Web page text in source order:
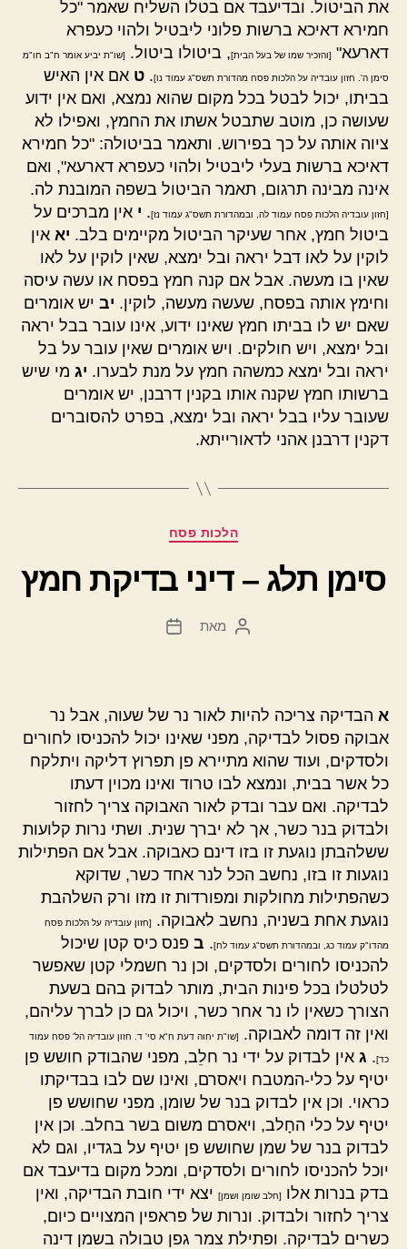
את הביטול. ובדיעבד אם בטלו השליח שאמר "כל
חמירא דאיכא ברשות פלוני ליבטיל ולהוי כעפרא
דארעא" [והזכיר שמו של בעל הבית], ביטולו ביטול. [שו"ת יביע אומר ח"ב חו"מ
סימן ה'. חזון עובדיה על הלכות פסח מהדורת תשס"ג עמוד נו]. ט אם אין האיש
בביתו, יכול לבטל בכל מקום שהוא נמצא, ואם אין ידוע
שעושה כן, מוטב שתבטל אשתו את החמץ, ואפילו לא
ציוה אותה על כך בפירוש. ותאמר בביטולה: "כל חמירא
דאיכא ברשות בעלי ליבטיל ולהוי כעפרא דארעא", ואם
אינה מבינה תרגום, תאמר הביטול בשפה המובנת לה.
[חזון עובדיה הלכות פסח עמוד לה, ובמהדורת תשס"ג עמוד נז]. י אין מברכים על
ביטול חמץ, אחר שעיקר הביטול מקיימים בלב. יא אין
לוקין על לאו דבל יראה ובל ימצא, שאין לוקין על לאו
שאין בו מעשה. אבל אם קנה חמץ בפסח או עשה עיסה
וחימץ אותה בפסח, שעשה מעשה, לוקין. יב יש אומרים
שאם יש לו בביתו חמץ שאינו ידוע, אינו עובר בבל יראה
ובל ימצא, ויש חולקים. ויש אומרים שאין עובר על בל
יראה ובל ימצא כמשהה חמץ על מנת לבערו. יג מי שיש
ברשותו חמץ שקנה אותו בקנין דרבנן, יש אומרים
שעובר עליו בבל יראה ובל ימצא, בפרט להסוברים
דקנין דרבנן אהני לדאורייתא.
קטגוריות
הלכות פסח
סימן תלג – דיני בדיקת חמץ
המחבר
מאת
תאריך
א הבדיקה צריכה להיות לאור נר של שעוה, אבל נר
אבוקה פסול לבדיקה, מפני שאינו יכול להכניסו לחורים
ולסדקים, ועוד שהוא מתיירא פן תפרוץ דליקה ויתלקח
כל אשר בבית, ונמצא לבו טרוד ואינו מכוין דעתו
לבדיקה. ואם עבר ובדק לאור האבוקה צריך לחזור
ולבדוק בנר כשר, אך לא יברך שנית. ושתי נרות קלועות
ששלהבתן נוגעת זו בזו דינם כאבוקה. אבל אם הפתילות
נוגעות זו בזו, נחשב הכל לנר אחד כשר, שדוקא
כשהפתילות מחולקות ומפורדות זו מזו ורק השלהבת
נוגעת אחת בשניה, נחשב לאבוקה.
[חזון עובדיה על הלכות פסח
מהדו"ק עמוד כג, ובמהדורת תשס"ג עמוד לח]. ב פנס כיס קטן שיכול
להכניסו לחורים ולסדקים, וכן נר חשמלי קטן שאפשר
לטלטלו בכל פינות הבית, מותר לבדוק בהם בשעת
הצורך כשאין לו נר אחר כשר, ויכול גם כן לברך עליהם,
ואין זה דומה לאבוקה.
[שו"ת יחוה דעת ח"א סי' ד. חזון עובדיה הל' פסח עמוד
כד]. ג אין לבדוק על ידי נר חלֵב, מפני שהבודק חושש פן
יטיף על כלי-המטבח ויאסרם, ואינו שם לבו בבדיקתו
כראוי. וכן אין לבדוק בנר של שומן, מפני שחושש פן
יטיף על כלי החָלב, ויאסרם משום בשר בחלב. וכן אין
לבדוק בנר של שמן שחושש פן יטיף על בגדיו, וגם לא
יוכל להכניסו לחורים ולסדקים, ומכל מקום בדיעבד אם
בדק בנרות אלו
[חלב שומן ושמן] יצא ידי חובת הבדיקה, ואין
צריך לחזור ולבדוק. ונרות של פראפין המצויים כיום,
כשרים לבדיקה. ופתילת צמר גפן טבולה בשמן דינה